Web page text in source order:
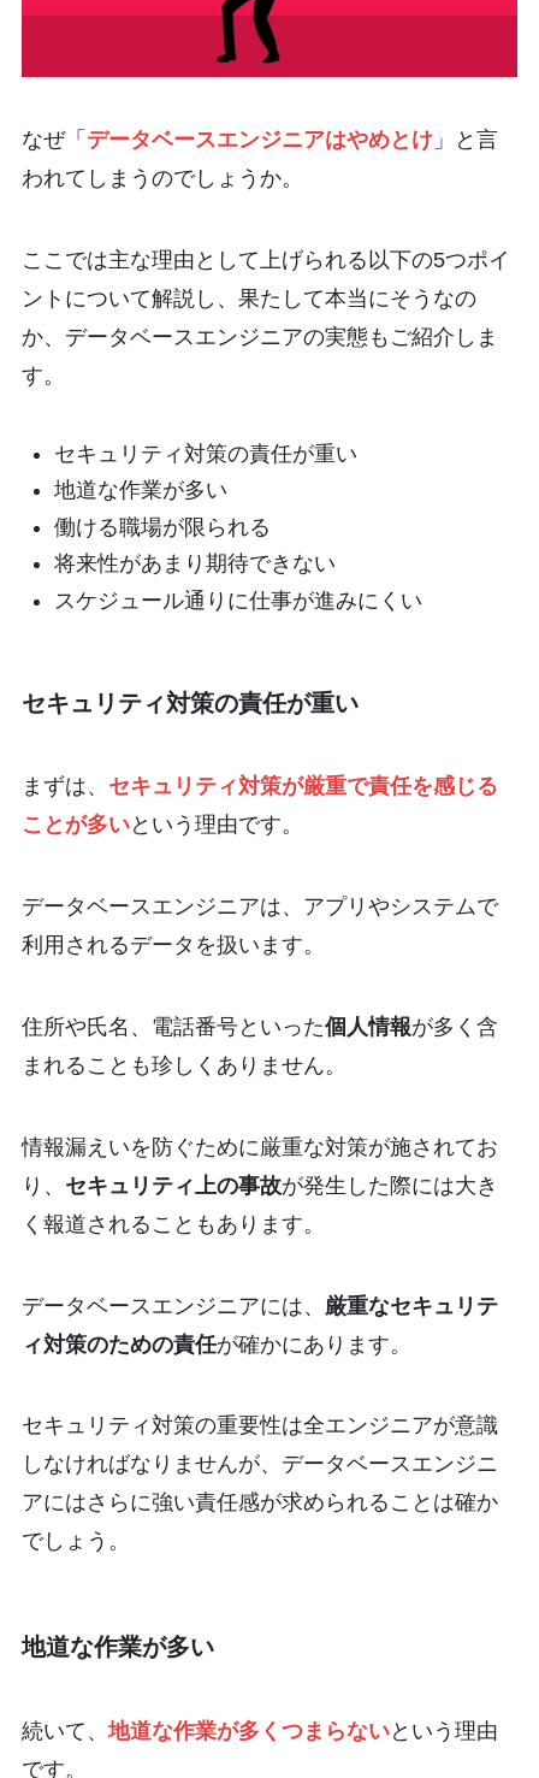
なぜ「 データベースエンジニアはやめとけ」と言
われてしまうのでしょうか。
ここでは主な理由として上げられる以下の5つポイ
ントについて解説し、果たして本当にそうなの
か、データベースエンジニアの実態もご紹介しま
す。
セキュリティ対策の責任が重い
地道な作業が多い
働ける職場が限られる
将来性があまり期待できない
スケジュール通りに仕事が進みにくい
セキュリティ対策の責任が重い
まずは、 セキュリティ対策が厳重で責任を感じる
ことが多いという理由です。
データベースエンジニアは、アプリやシステムで
利用されるデータを扱います。
住所や氏名、電話番号といった個人情報が多く含
まれることも珍しくありません。
情報漏えいを防ぐために厳重な対策が施されてお
り、 セキュリティ上の事故が発生した際には大き
く報道されることもあります。
データベースエンジニアには、 厳重なセキュリテ
ィ対策のための責任が確かにあります。
セキュリティ対策の重要性は全エンジニアが意識
しなければなりませんが、データベースエンジニ
アにはさらに強い責任感が求められることは確か
でしょう。
地道な作業が多い
続いて、 地道な作業が多くつまらないという理由
です。